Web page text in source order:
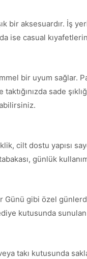
bir aksesuardır.
ise casual
bir uyum sağlar.
sade
cilt dostu yapısı
günlük
gibi özel
kutusunda
takı kutusunda